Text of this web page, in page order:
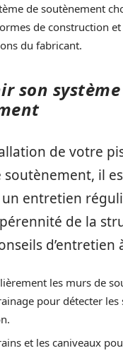
de soutènement
de construction et
du fabricant.
son
de votre
soutènement, il
entretien
de la
d’entretien
les murs de
pour détecter les
et les caniveaux